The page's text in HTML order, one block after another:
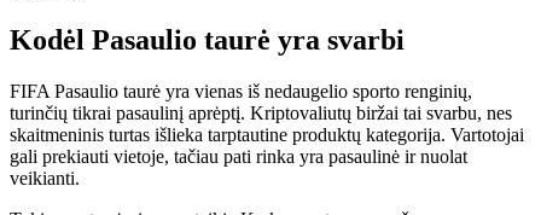
Kodėl Pasaulio taurė yra svarbi
FIFA Pasaulio taurė yra vienas iš nedaugelio sporto renginių,
turinčių tikrai pasaulinį aprėptį. Kriptovaliutų biržai tai svarbu, nes
skaitmeninis turtas išlieka tarptautine produktų kategorija. Vartotojai
gali prekiauti vietoje, tačiau pati rinka yra pasaulinė ir nuolat
veikianti.